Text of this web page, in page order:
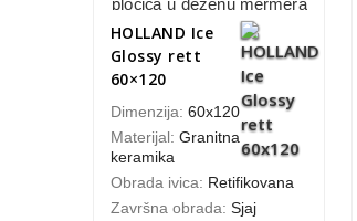
HOLLAND Ice
Glossy rett
60×120
Dimenzija: 60x120
Materijal: Granitna
keramika
Obrada ivica: Retifikovana
Završna obrada: Sjaj